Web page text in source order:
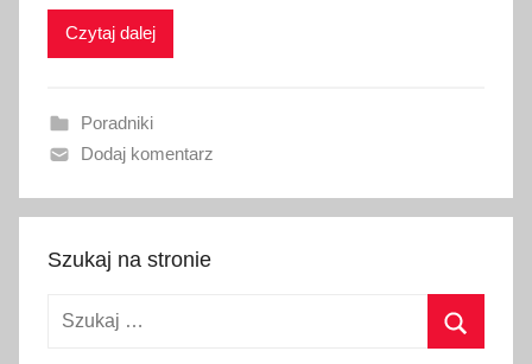
w
n
o
7
m
Czytaj dalej
Poradniki
Dodaj komentarz
Szukaj na stronie
Szukaj: